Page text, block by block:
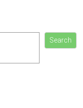
Search